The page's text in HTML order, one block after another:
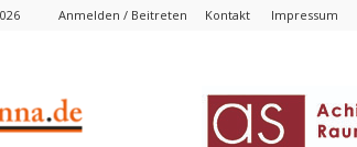
Anmelden / Beitreten Kontakt Impressum